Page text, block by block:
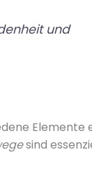
und
Elemente
sind